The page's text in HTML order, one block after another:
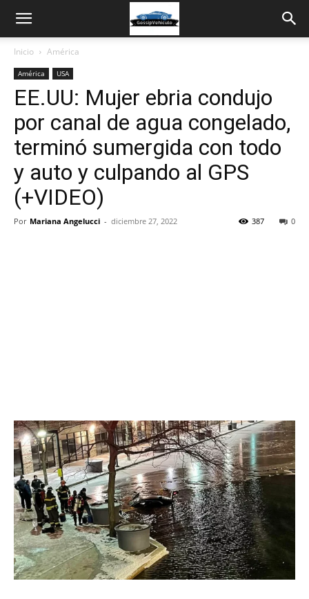
Inicio América
América USA
EE.UU: Mujer ebria condujo
por canal de agua congelado,
terminó sumergida con todo
y auto y culpando al GPS
(+VIDEO)
Por Mariana Angelucci - diciembre 27, 2022 0
387